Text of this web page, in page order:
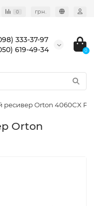
0 грн.
333-37-97
619-49-34
0
ресивер Orton 4060CX
Orton